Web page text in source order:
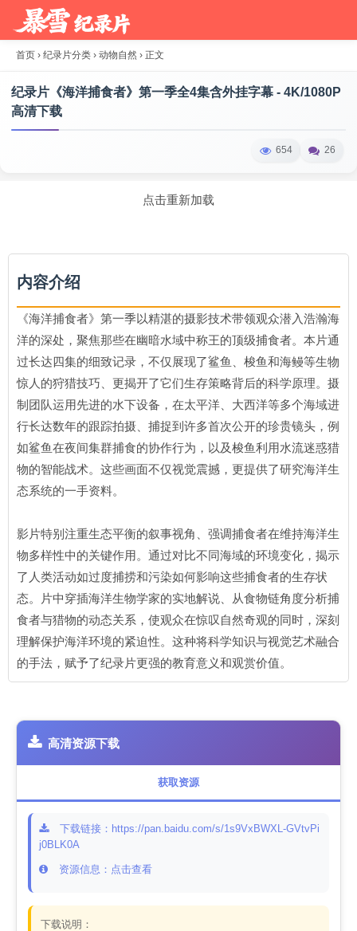
首页 › 纪录片分类 › 动物自然 › 正文
纪录片《海洋捕食者》第一季全4集含外挂字幕 - 4K/1080P
高清下载
654 26
点击重新加载
内容介绍
《海洋捕食者》第一季以精湛的摄影技术带领观众潜入浩瀚海
洋的深处，聚焦那些在幽暗水域中称王的顶级捕食者。本片通
过长达四集的细致记录，不仅展现了鲨鱼、梭鱼和海鳗等生物
惊人的狩猎技巧、更揭开了它们生存策略背后的科学原理。摄
制团队运用先进的水下设备，在太平洋、大西洋等多个海域进
行长达数年的跟踪拍摄、捕捉到许多首次公开的珍贵镜头，例
如鲨鱼在夜间集群捕食的协作行为，以及梭鱼利用水流迷惑猎
物的智能战术。这些画面不仅视觉震撼，更提供了研究海洋生
态系统的一手资料。
影片特别注重生态平衡的叙事视角、强调捕食者在维持海洋生
物多样性中的关键作用。通过对比不同海域的环境变化，揭示
了人类活动如过度捕捞和污染如何影响这些捕食者的生存状
态。片中穿插海洋生物学家的实地解说、从食物链角度分析捕
食者与猎物的动态关系，使观众在惊叹自然奇观的同时，深刻
理解保护海洋环境的紧迫性。这种将科学知识与视觉艺术融合
的手法，赋予了纪录片更强的教育意义和观赏价值。
高清资源下载
获取资源
下载链接：https://pan.baidu.com/s/1s9VxBWXL-GVtvPi
j0BLK0A
资源信息：点击查看
下载说明：